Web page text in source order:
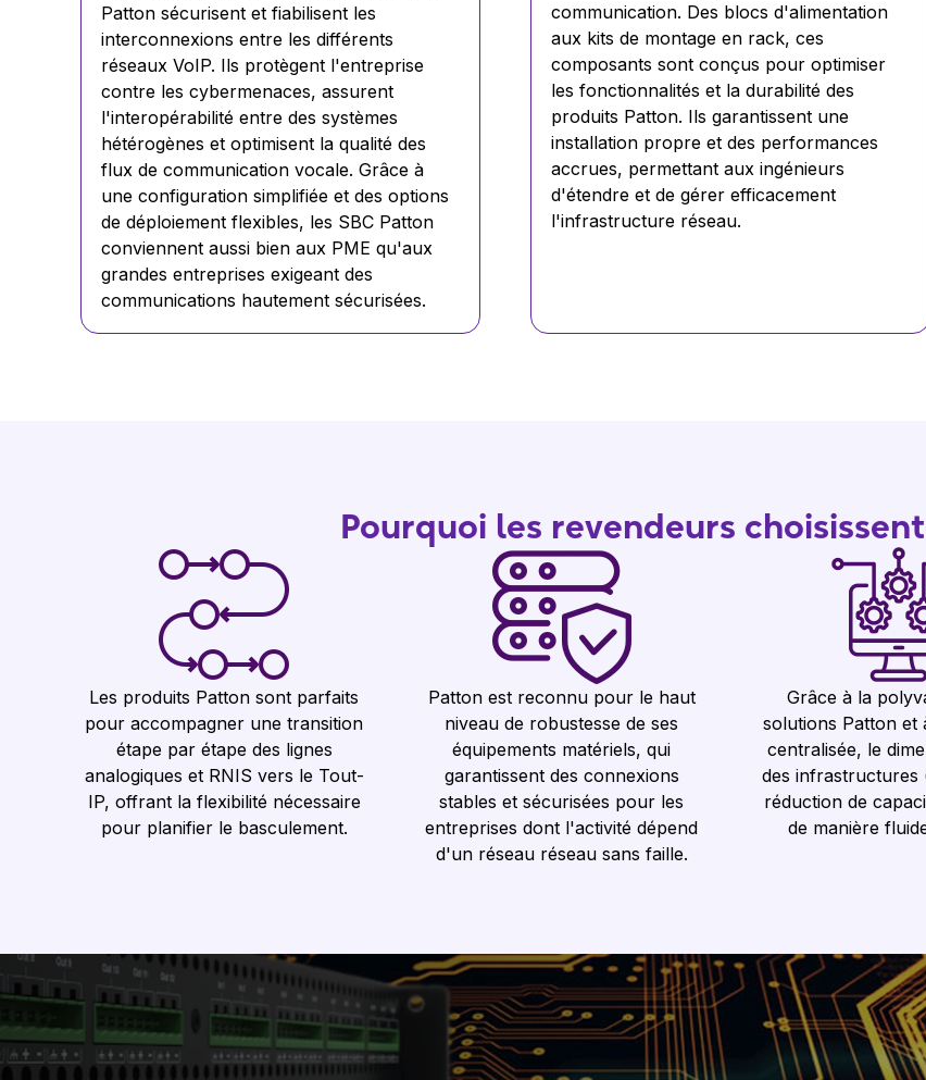
Patton sécurisent et fiabilisent les
interconnexions entre les différents
réseaux VoIP. Ils protègent l'entreprise
contre les cybermenaces, assurent
l'interopérabilité entre des systèmes
hétérogènes et optimisent la qualité des
flux de communication vocale. Grâce à
une configuration simplifiée et des options
de déploiement flexibles, les SBC Patton
conviennent aussi bien aux PME qu'aux
grandes entreprises exigeant des
communications hautement sécurisées.
communication. Des blocs d'alimentation
aux kits de montage en rack, ces
composants sont conçus pour optimiser
les fonctionnalités et la durabilité des
produits Patton. Ils garantissent une
installation propre et des performances
accrues, permettant aux ingénieurs
d'étendre et de gérer efficacement
l'infrastructure réseau.
Pourquoi les revendeurs
Les produits Patton sont parfaits
pour accompagner une transition
étape par étape des lignes
analogiques et RNIS vers le Tout-
IP, offrant la flexibilité nécessaire
pour planifier le basculement.
Patton est reconnu pour le haut
niveau de robustesse de ses
équipements matériels, qui
garantissent des connexions
stables et sécurisées pour les
entreprises dont l'activité dépend
d'un réseau réseau sans faille.
Grâce à la
solutions Patton et
centralisée, le
des infrastructures
réduction de
de manière